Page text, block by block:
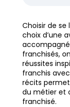
Choisir de se
choix d’une
franchisés,
réussites
franchis
récits
du métier et
franchisé.